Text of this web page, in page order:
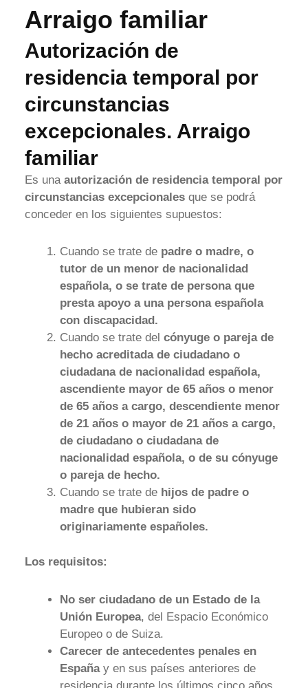
Arraigo familiar
Autorización de
residencia temporal por
circunstancias
excepcionales. Arraigo
familiar
Es unaautorización de residencia temporal por
circunstancias excepcionales que se podrá
conceder en los siguientes supuestos:
Cuando se trate de padre o madre, o
tutor de un menor de nacionalidad
española, o se trate de persona que
presta apoyo a una persona española
con discapacidad.
Cuando se trate delcónyuge o pareja de
hecho acreditada de ciudadano o
ciudadana de nacionalidad española,
ascendiente mayor de 65 años o menor
de 65 años a cargo, descendiente menor
de 21 años o mayor de 21 años a cargo,
de ciudadano o ciudadana de
nacionalidad española, o de su cónyuge
o pareja de hecho.
Cuando se trate de hijos de padre o
madre que hubieran sido
originariamente españoles.
Los requisitos:
No ser ciudadano de un Estado de la
Unión Europea, del Espacio Económico
Europeo o de Suiza.
Carecer de antecedentes penales en
Españay en sus países anteriores de
residencia durante los últimos cinco años